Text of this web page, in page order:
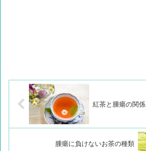
紅茶と腫瘍の関係
腫瘍に負けないお茶の種類